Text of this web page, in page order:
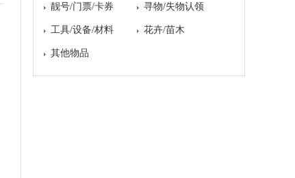
靓号/门票/卡券 寻物/失物认领
工具/设备/材料 花卉/苗木
其他物品